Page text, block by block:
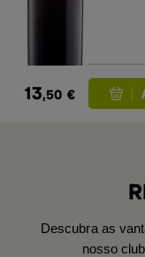
13,50 €
Descubra as
nosso